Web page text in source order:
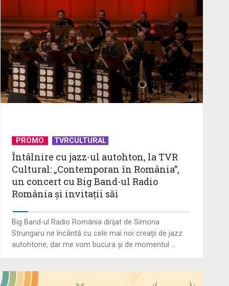
Întâlnire cu jazz-ul autohton, la
TVR Cultural: „Contemporan în
România”, un ...
PROMO TVRCULTURAL
Întâlnire cu jazz-ul autohton, la TVR
Cultural: „Contemporan în România”,
un concert cu Big Band-ul Radio
România şi invitaţii săi
Big Band-ul Radio România dirijat de Simona
Strungaru ne încântă cu cele mai noi creaţii de jazz
autohtone, dar me vom bucura şi de momentul ...